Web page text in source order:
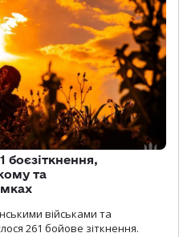
боєзіткнення,
та
військами та
261 бойове зіткнення.